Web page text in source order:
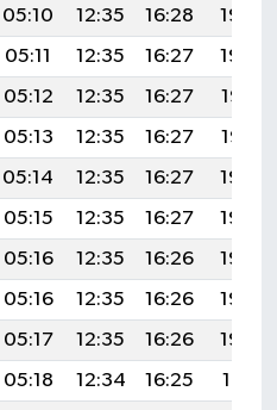
05:10 12:35 16:28
19:49
05:11 12:35 16:27
19:48
05:12 12:35 16:27
19:47
05:13 12:35 16:27
19:47
05:14 12:35 16:27
19:46
05:15 12:35 16:27
19:45
05:16 12:35 16:26
19:44
05:16 12:35 16:26
19:43
05:17 12:35 16:26
19:42
05:18 12:34 16:25
19:41